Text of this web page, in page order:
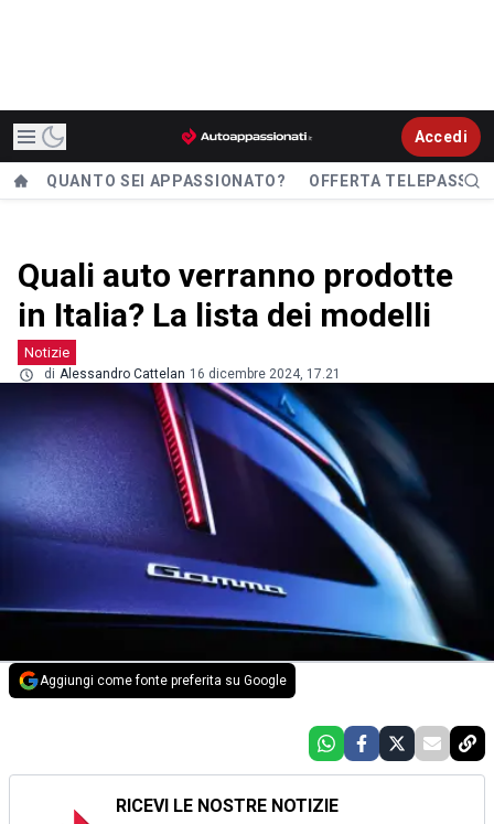
Accedi
QUANTO SEI APPASSIONATO? OFFERTA TELEPASS
Quali auto verranno prodotte
in Italia? La lista dei modelli
Notizie
di Alessandro Cattelan 16 dicembre 2024, 17.21
Aggiungi come fonte preferita su Google
RICEVI LE NOSTRE NOTIZIE